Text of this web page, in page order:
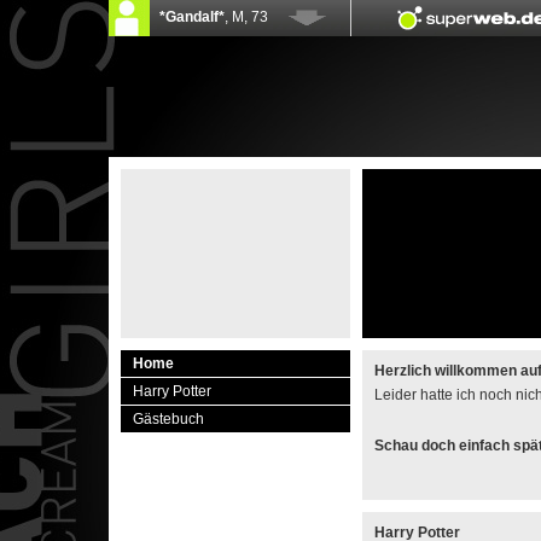
Home
Harry Potter
Gästebuch
Herzlich willkommen
Leider hatte ich noch
Schau doch einfach
Harry Potter